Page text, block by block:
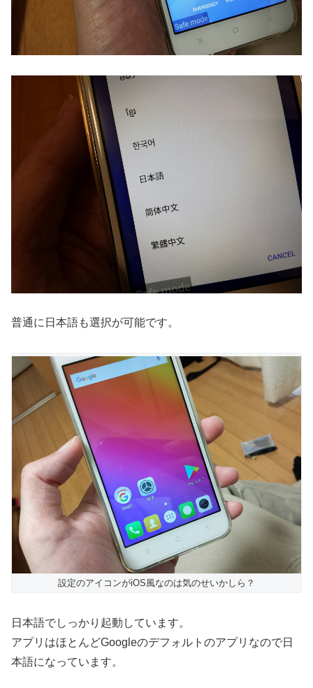
普通に日本語も選択が可能です。
設定のアイコンがiOS風なのは気のせいかしら？
日本語でしっかり起動しています。
アプリはほとんどGoogleのデフォルトのアプリなので日
本語になっています。